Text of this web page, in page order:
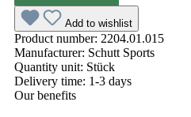
Add to wishlist
Product number: 2204.01.015
Manufacturer: Schutt Sports
Quantity unit: Stück
Delivery time: 1-3 days
Our benefits